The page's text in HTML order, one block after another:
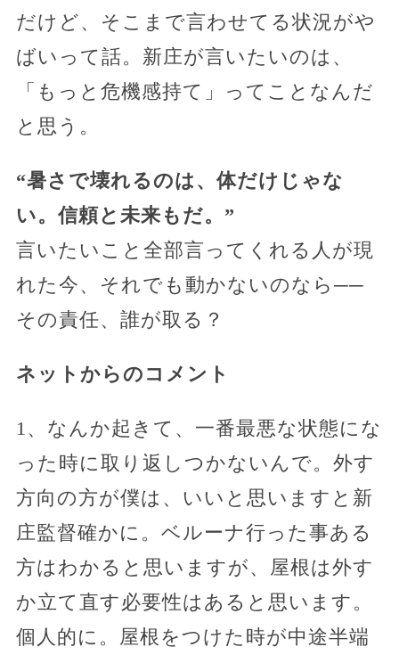
だけど、そこまで言わせてる状況がや
ばいって話。新庄が言いたいのは、
「もっと危機感持て」ってことなんだ
と思う。
“暑さで壊れるのは、体だけじゃな
い。信頼と未来もだ。”
言いたいこと全部言ってくれる人が現
れた今、それでも動かないのなら──
その責任、誰が取る？
ネットからのコメント
1、なんか起きて、一番最悪な状態にな
った時に取り返しつかないんで。外す
方向の方が僕は、いいと思いますと新
庄監督確かに。ベルーナ行った事ある
方はわかると思いますが、屋根は外す
か立て直す必要性はあると思います。
個人的に。屋根をつけた時が中途半端